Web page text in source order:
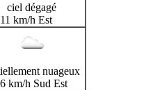
ciel dégagé
km/h Est
nuageux
km/h Sud Est